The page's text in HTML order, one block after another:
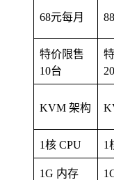
68元每月
特价限售
10台
KVM 架构
1核 CPU 1
1G 内存